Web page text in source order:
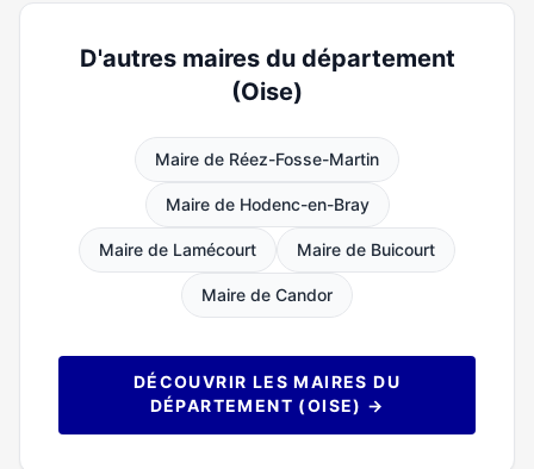
D'autres maires du département
(Oise)
Maire de Réez-Fosse-Martin
Maire de Hodenc-en-Bray
Maire de Lamécourt Maire de Buicourt
Maire de Candor
DÉCOUVRIR LES MAIRES DU
DÉPARTEMENT (OISE) →